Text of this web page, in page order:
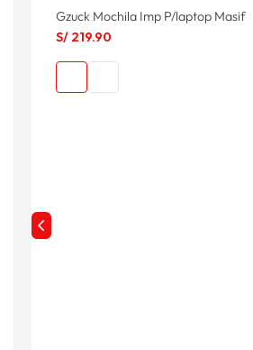
Gzuck Mochila Imp P/laptop Masif
S/ 219.90